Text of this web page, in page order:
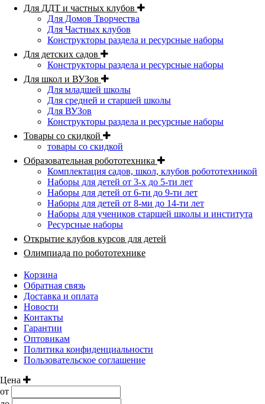
Для ДДТ и частных клубов
Для Домов Творчества
Для Частных клубов
Конструкторы раздела и ресурсные наборы
Для детских садов
Конструкторы раздела и ресурсные наборы
Для школ и ВУЗов
Для младшей школы
Для средней и старшей школы
Для ВУЗов
Конструкторы раздела и ресурсные наборы
Товары со скидкой
товары со скидкой
Образовательная робототехника
Комплектация садов, школ, клубов робототехникой
Наборы для детей от 3-х до 5-ти лет
Наборы для детей от 6-ти до 9-ти лет
Наборы для детей от 8-ми до 14-ти лет
Наборы для учеников старшей школы и института
Ресурсные наборы
Открытие клубов курсов для детей
Олимпиада по робототехнике
Корзина
Обратная связь
Доставка и оплата
Новости
Контакты
Гарантии
Оптовикам
Политика конфиденциальности
Пользовательское соглашение
Цена
от